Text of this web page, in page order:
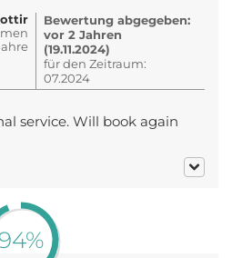
Bewertung abgegeben:
vor 2 Jahren
(19.11.2024)
für den Zeitraum:
07.2024
service. Will book again